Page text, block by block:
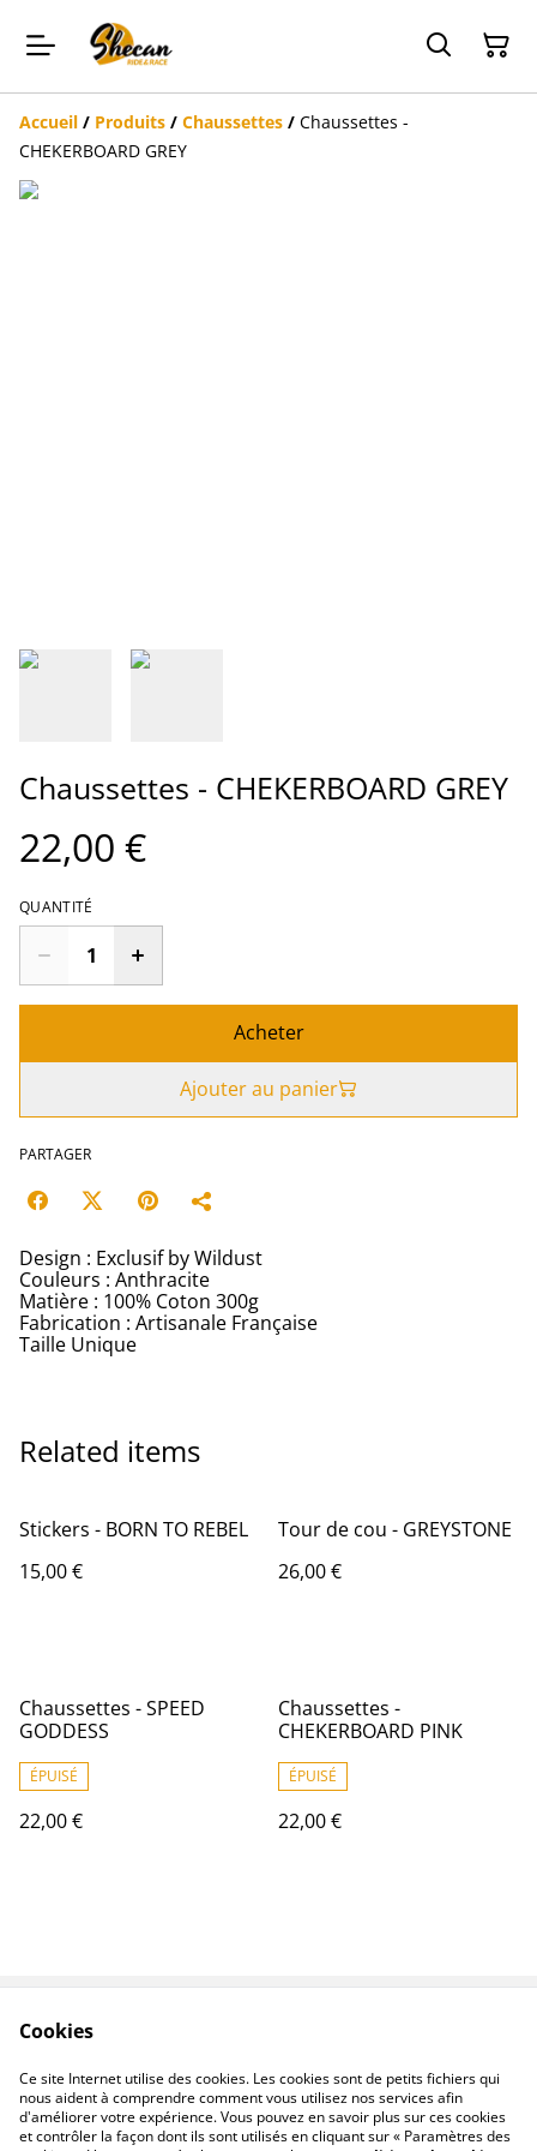
Accueil / Produits / Chaussettes / Chaussettes -
CHEKERBOARD GREY
Chaussettes - CHEKERBOARD GREY
22,00 €
QUANTITÉ
Acheter
Ajouter au panier
PARTAGER
Design : Exclusif by Wildust
Couleurs : Anthracite
Matière : 100% Coton 300g
Fabrication : Artisanale Française
Taille Unique
Related items
Stickers - BORN TO REBEL
15,00 €
Tour de cou - GREYSTONE
26,00 €
Chaussettes - SPEED
GODDESS
ÉPUISÉ
22,00 €
Chaussettes -
CHEKERBOARD PINK
ÉPUISÉ
22,00 €
Politique de
confidentialité
Politique de cookies
Cookies
Ce site Internet utilise des cookies. Les cookies sont de petits fichiers qui
nous aident à comprendre comment vous utilisez nos services afin
d'améliorer votre expérience. Vous pouvez en savoir plus sur ces cookies
et contrôler la façon dont ils sont utilisés en cliquant sur « Paramètres des